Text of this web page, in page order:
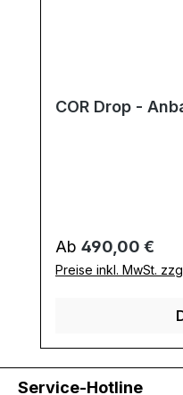
COR Drop -
Regulärer Preis:
Ab 490,00 €
Preise inkl. MwSt.
Service-Hotline